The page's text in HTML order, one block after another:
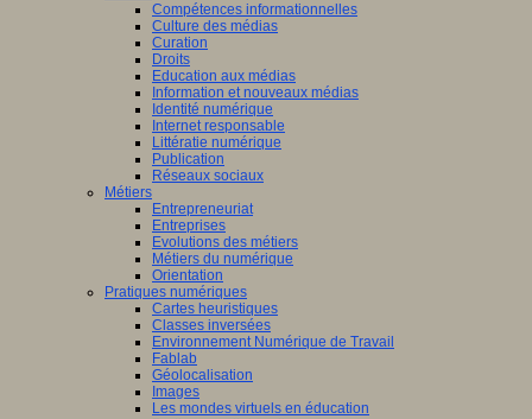
Compétences informationnelles
Culture des médias
Curation
Droits
Education aux médias
Information et nouveaux médias
Identité numérique
Internet responsable
Littératie numérique
Publication
Réseaux sociaux
Métiers
Entrepreneuriat
Entreprises
Evolutions des métiers
Métiers du numérique
Orientation
Pratiques numériques
Cartes heuristiques
Classes inversées
Environnement Numérique de Travail
Fablab
Géolocalisation
Images
Les mondes virtuels en éducation